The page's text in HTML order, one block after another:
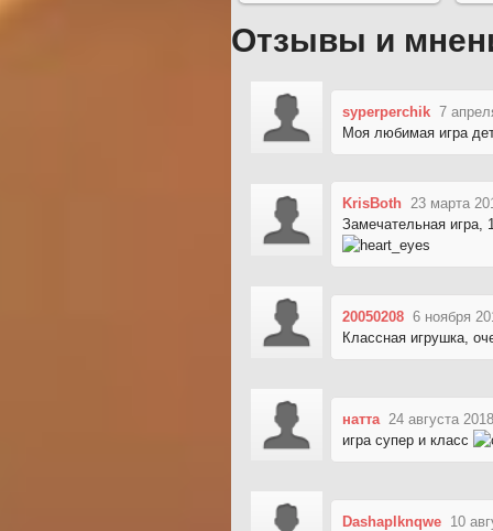
Отзывы и
syperperchik 7
Моя любимая игра
KrisBoth 23 марта
Замечательная игра,
20050208 6 ноября
Классная игрушка,
натта 24 августа
игра супер и класс
Dashaplknqwe 10